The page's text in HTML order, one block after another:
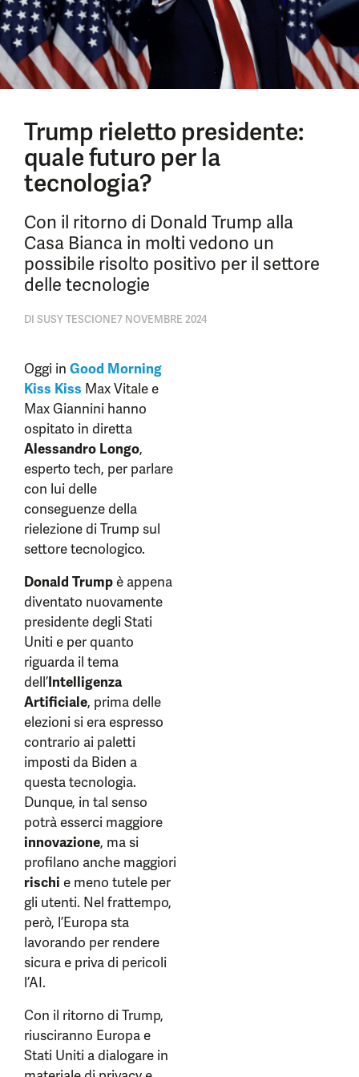
Trump rieletto presidente:
quale futuro per la
tecnologia?
Con il ritorno di Donald Trump alla
Casa Bianca in molti vedono un
possibile risolto positivo per il settore
delle tecnologie
DI SUSY TESCIONE7 NOVEMBRE 2024
Oggi in Good Morning
Kiss Kiss Max Vitale e
Max Giannini hanno
ospitato in diretta
Alessandro Longo,
esperto tech, per parlare
con lui delle
conseguenze della
rielezione di Trump sul
settore tecnologico.
Donald Trumpè appena
diventato nuovamente
presidente degli Stati
Uniti e per quanto
riguarda il tema
dell’Intelligenza
Artificiale, prima delle
elezioni si era espresso
contrario ai paletti
imposti da Biden a
questa tecnologia.
Dunque, in tal senso
potrà esserci maggiore
innovazione, ma si
profilano anche maggiori
rischi e meno tutele per
gli utenti. Nel frattempo,
però, l’Europa sta
lavorando per rendere
sicura e priva di pericoli
l’AI.
Con il ritorno di Trump,
riusciranno Europa e
Stati Uniti a dialogare in